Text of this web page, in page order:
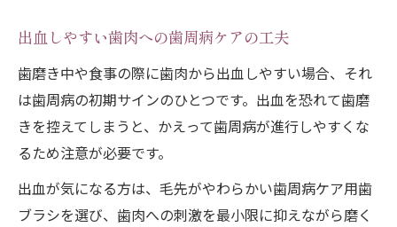
出血しやすい歯肉への歯周病ケアの工夫
歯磨き中や食事の際に歯肉から出血しやすい場合、それ
は歯周病の初期サインのひとつです。出血を恐れて歯磨
きを控えてしまうと、かえって歯周病が進行しやすくな
るため注意が必要です。
出血が気になる方は、毛先がやわらかい歯周病ケア用歯
ブラシを選び、歯肉への刺激を最小限に抑えながら磨く